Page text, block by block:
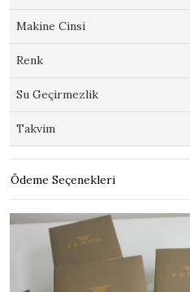
Makine Cinsi
Renk
Su Geçirmezlik
Takvim
Ödeme Seçenekleri